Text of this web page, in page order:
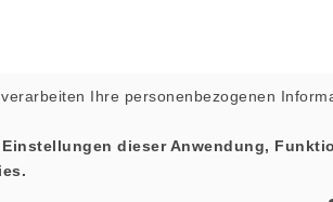
Ihre personenbezogenen
dieser Anwendung,